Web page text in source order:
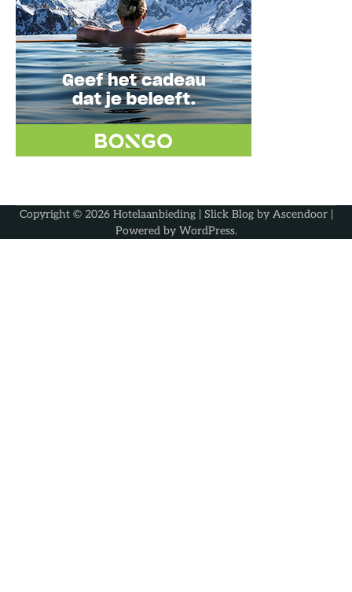
Copyright © 2026 Hotelaanbieding| Slick Blog by Ascendoor|
Powered by WordPress.